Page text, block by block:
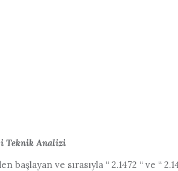
Teknik Analizi
başlayan ve sırasıyla “ 2.1472 “ ve “